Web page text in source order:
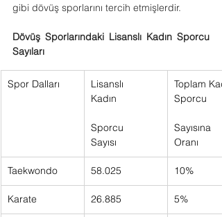
gibi dövüş sporlarını tercih etmişlerdir.
Dövüş Sporlarındaki Lisanslı Kadın Sporcu
Sayıları
Spor Dalları
Lisanslı
Kadın
Sporcu
Sayısı
Toplam
Sporcu
Sayısına
Oranı
Taekwondo 58.025 10%
Karate 26.885 5%